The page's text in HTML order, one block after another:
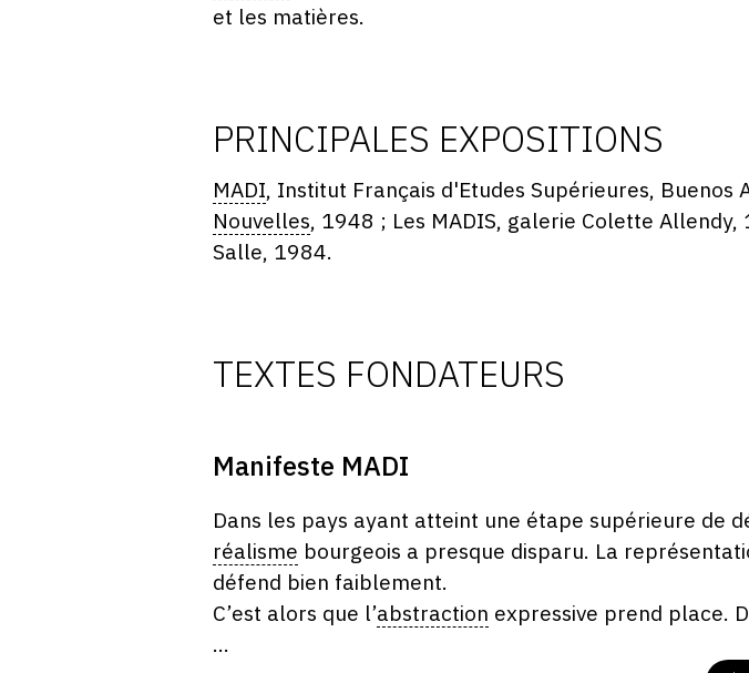
et les matières.
PRINCIPALES EXPOSITIONS
MADI, Institut Français d'Etudes Supérieures, Buenos
Nouvelles, 1948 ; Les MADIS, galerie Colette Allendy,
Salle, 1984.
TEXTES FONDATEURS
Manifeste MADI
Dans les pays ayant atteint une étape supérieure de
réalisme bourgeois a presque disparu. La
défend bien faiblement.
C’est alors que l’abstraction expressive prend place.
...